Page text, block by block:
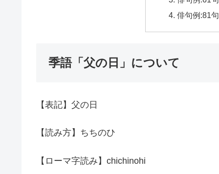
俳句例:81
季語「父の日」について
【表記】父の日
【読み方】ちちのひ
【ローマ字読み】chichinohi